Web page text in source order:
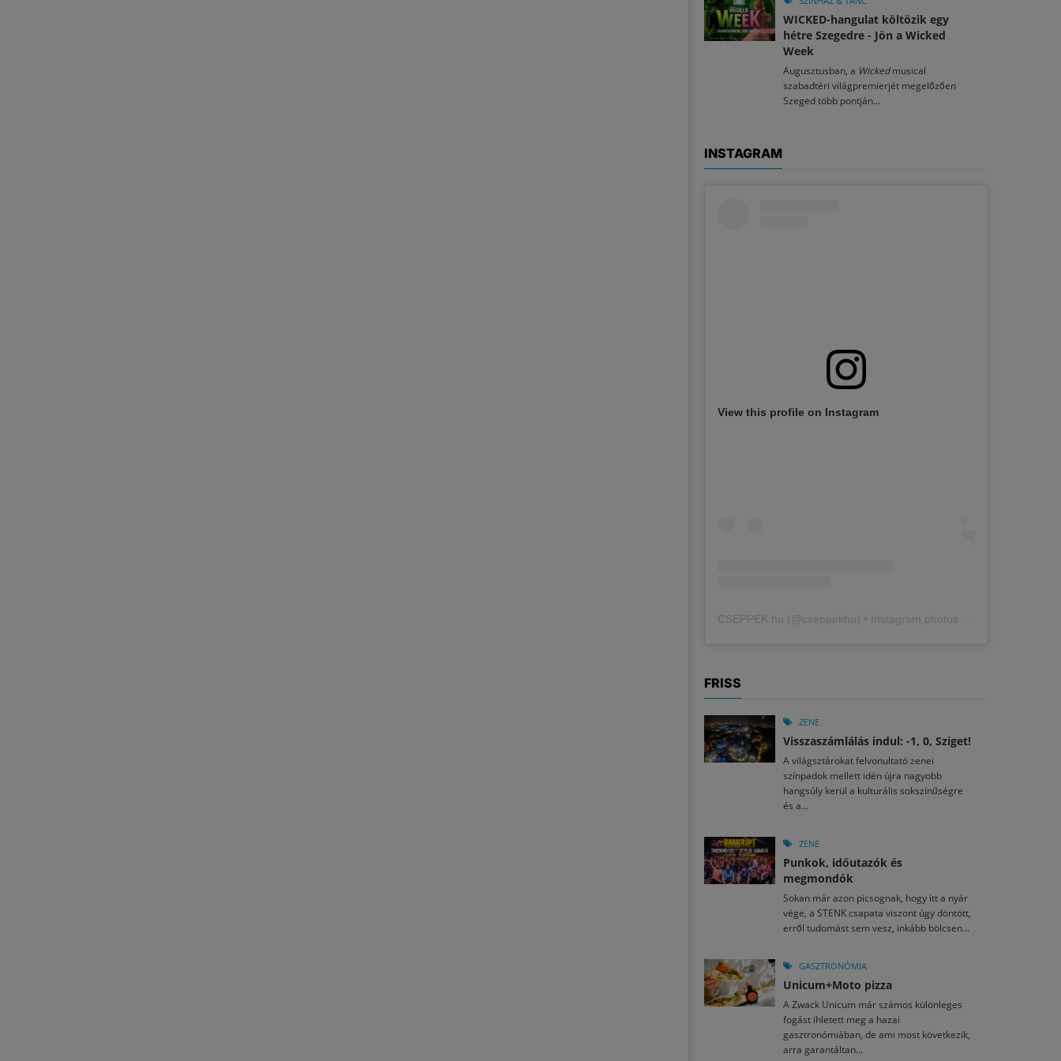
WICKED-hangulat költözik egy
hétre Szegedre - Jön a Wicked
Week
Augusztusban, a Wickedmusical
szabadtéri világpremierjét megelőzően
Szeged több pontján...
INSTAGRAM
View this profile on Instagram
CSEPPEK.hu (@cseppekhu ) • Instagram photos and videos
FRISS
ZENE
Visszaszámlálás indul: -1, 0, Sziget!
A világsztárokat felvonultató zenei
színpadok mellett idén újra nagyobb
hangsúly kerül a kulturális sokszínűségre
és a...
ZENE
Punkok, időutazók és
megmondók
Sokan már azon picsognak, hogy itt a nyár
vége, a STENK csapata viszont úgy döntött,
erről tudomást sem vesz, inkább bölcsen...
GASZTRONÓMIA
Unicum+Moto pizza
A Zwack Unicum már számos különleges
fogást ihletett meg a hazai
gasztronómiában, de ami most következik,
arra garantáltan...